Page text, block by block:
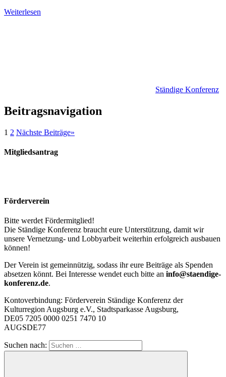
Weiterlesen
Ständige Konferenz
Beitragsnavigation
1 2 Nächste Beiträge»
Mitgliedsantrag
Förderverein
Bitte werdet Fördermitglied!
Die Ständige Konferenz braucht eure Unterstützung, damit wir
unsere Vernetzung- und Lobbyarbeit weiterhin erfolgreich ausbauen
können!
Der Verein ist gemeinnützig, sodass ihr eure Beiträge als Spenden
absetzen könnt. Bei Interesse wendet euch bitte an info@staendige-
konferenz.de.
Kontoverbindung: Förderverein Ständige Konferenz der
Kulturregion Augsburg e.V., Stadtsparkasse Augsburg,
DE05 7205 0000 0251 7470 10
AUGSDE77
Suchen nach: